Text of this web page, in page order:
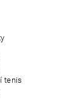
tenis